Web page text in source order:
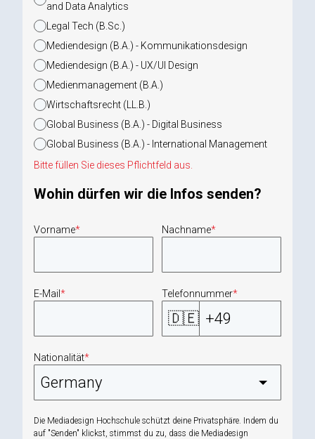
and Data Analytics
Legal Tech (B.Sc.)
Mediendesign (B.A.) - Kommunikationsdesign
Mediendesign (B.A.) - UX/UI Design
Medienmanagement (B.A.)
Wirtschaftsrecht (LL.B.)
Global Business (B.A.) - Digital Business
Global Business (B.A.) - International Management
Fehler:
Bitte füllen Sie dieses Pflichtfeld aus.
Wohin dürfen wir die Infos senden?
Vorname* Nachname*
E-Mail * Telefonnummer*
🇩🇪
Nationalität*
Die Mediadesign Hochschule schützt deine Privatsphäre. Indem du
auf "Senden" klickst, stimmst du zu, dass die Mediadesign